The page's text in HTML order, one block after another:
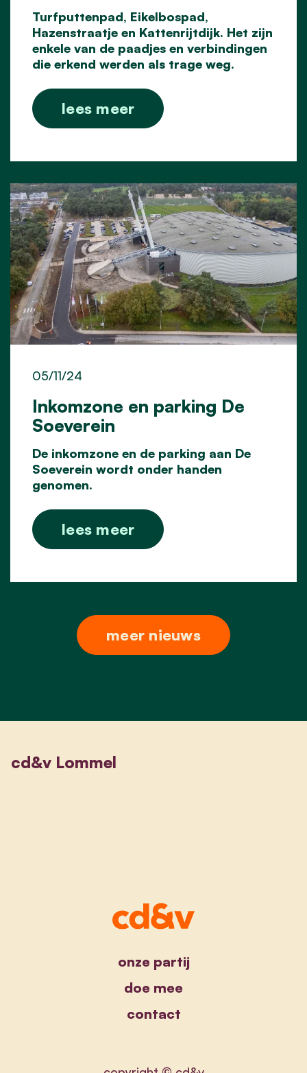
Turfputtenpad, Eikelbospad,
Hazenstraatje en Kattenrijtdijk. Het zijn
enkele van de paadjes en verbindingen
die erkend werden als trage weg.
lees meer
Inkomzone en parking De
Soeverein
05/11/24
De inkomzone en de parking aan De
Soeverein wordt onder handen
genomen.
lees meer
meer nieuws
cd&v Lommel
onze partij
doe mee
contact